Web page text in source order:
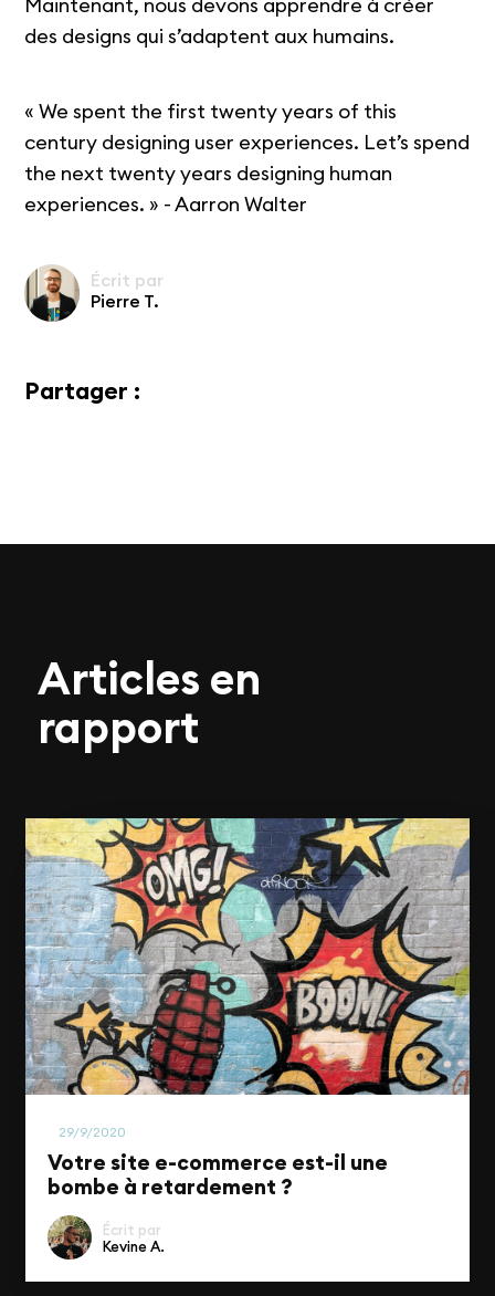
Maintenant, nous devons apprendre à créer
des designs qui s’adaptent aux humains.
« We spent the first twenty years of this
century designing user experiences. Let’s spend
the next twenty years designing human
experiences. » - Aarron Walter
Écrit par
Pierre T.
Partager :
Articles en
rapport
29/9/2020
Votre site e-commerce est-il une
bombe à retardement ?
Écrit par
Kevine A.